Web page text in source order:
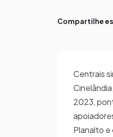
Compartilhe
Centrais
2023,
Planalto e